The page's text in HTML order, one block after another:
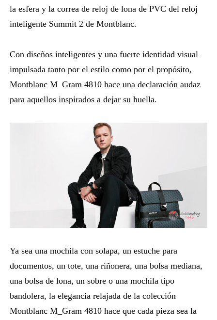
la esfera y la correa de reloj de lona de PVC del reloj
inteligente Summit 2 de Montblanc.
Con diseños inteligentes y una fuerte identidad visual
impulsada tanto por el estilo como por el propósito,
Montblanc M_Gram 4810 hace una declaración audaz
para aquellos inspirados a dejar su huella.
Ya sea una mochila con solapa, un estuche para
documentos, un tote, una riñonera, una bolsa mediana,
una bolsa de lona, un sobre o una mochila tipo
bandolera, la elegancia relajada de la colección
Montblanc M_Gram 4810 hace que cada pieza sea la